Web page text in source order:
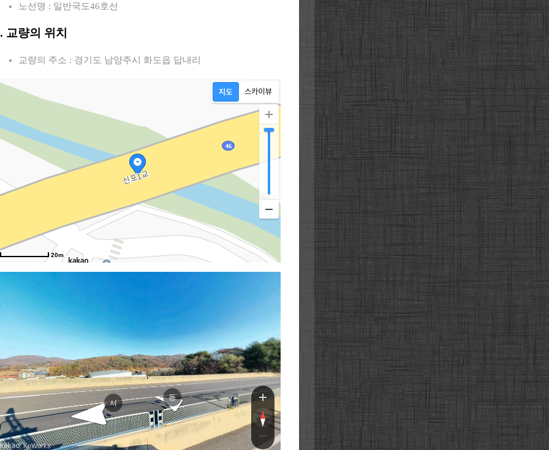
노선명 : 일반국도46호선
교량의 위치
교량의 주소 : 경기도 남양주시 화도읍 답내리
20m
로
로
서
동
, KnWorks